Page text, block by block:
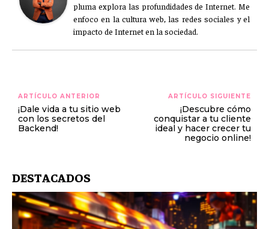
pluma explora las profundidades de Internet. Me
enfoco en la cultura web, las redes sociales y el
impacto de Internet en la sociedad.
ARTÍCULO ANTERIOR
¡Dale vida a tu sitio web
con los secretos del
Backend!
ARTÍCULO SIGUIENTE
¡Descubre cómo
conquistar a tu cliente
ideal y hacer crecer tu
negocio online!
DESTACADOS